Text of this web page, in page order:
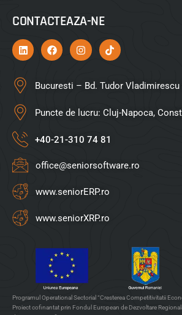
Programul Operational Sectorial “Cresterea Competitivitatii
Proiect cofinantat prin Fondul European de Dezvoltare
CONTACTEAZA-NE
Bucuresti – Bd. Tudor Vladimirescu
Puncte de lucru: Cluj-Napoca,
+40-21-310 74 81
office@seniorsoftware.ro
www.seniorERP.ro
www.seniorXRP.ro